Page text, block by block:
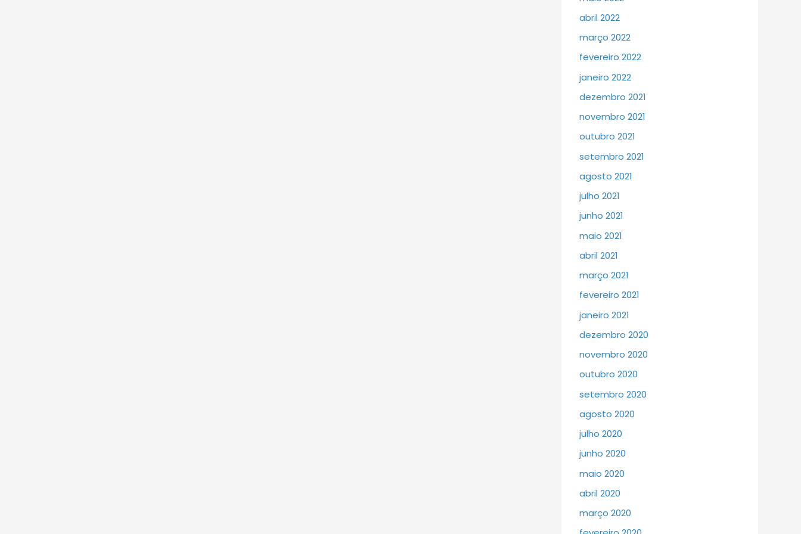
abril 2022
março 2022
fevereiro 2022
janeiro 2022
dezembro 2021
novembro 2021
outubro 2021
setembro 2021
agosto 2021
julho 2021
junho 2021
maio 2021
abril 2021
março 2021
fevereiro 2021
janeiro 2021
dezembro 2020
novembro 2020
outubro 2020
setembro 2020
agosto 2020
julho 2020
junho 2020
maio 2020
abril 2020
março 2020